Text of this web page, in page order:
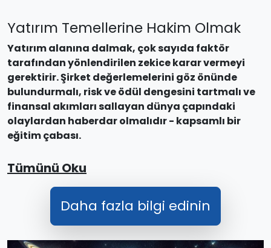
Yatırım Temellerine Hakim Olmak
Yatırım alanına dalmak, çok sayıda faktör
tarafından yönlendirilen zekice karar vermeyi
gerektirir. Şirket değerlemelerini göz önünde
bulundurmalı, risk ve ödül dengesini tartmalı ve
finansal akımları sallayan dünya çapındaki
olaylardan haberdar olmalıdır - kapsamlı bir
eğitim çabası.
Tümünü Oku
Daha fazla bilgi edinin